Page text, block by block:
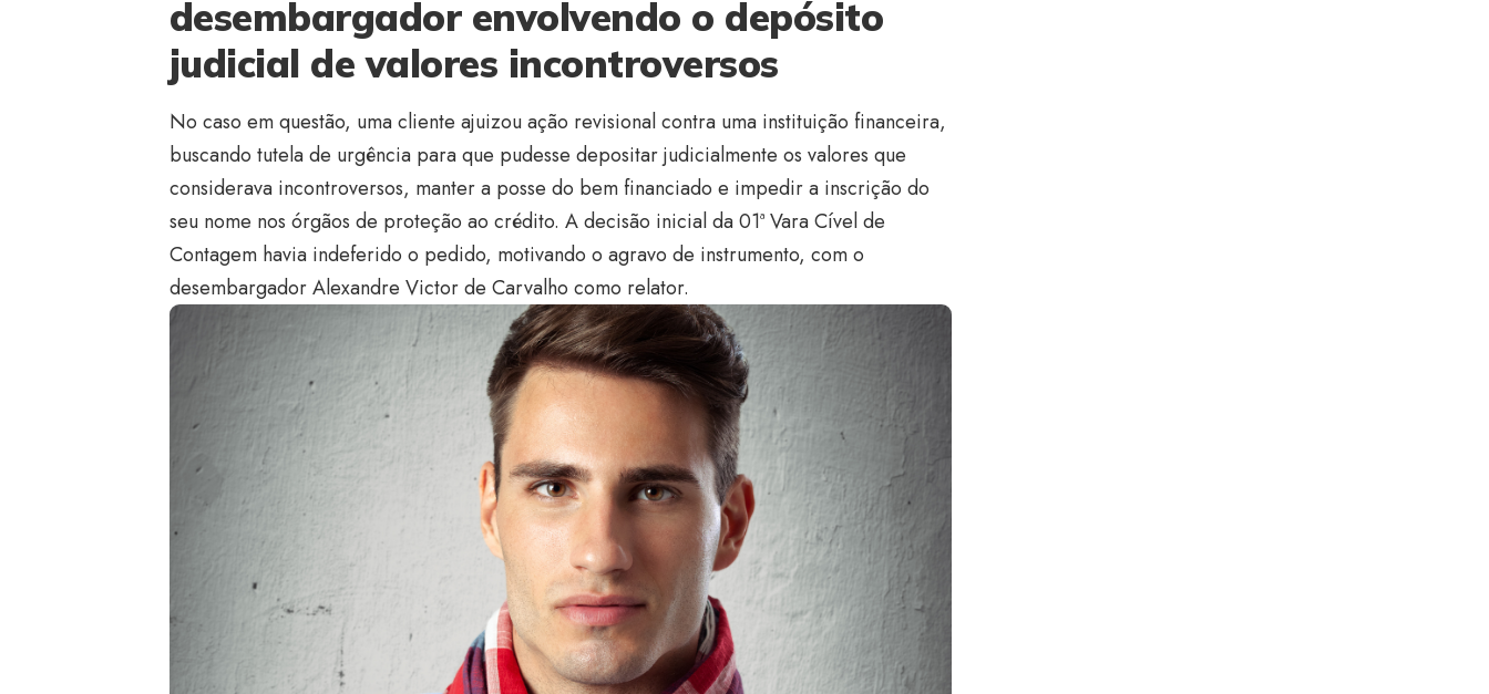
desembargador envolvendo o depósito
judicial de valores incontroversos
No caso em questão, uma cliente ajuizou ação revisional contra uma instituição financeira,
buscando tutela de urgência para que pudesse depositar judicialmente os valores que
considerava incontroversos, manter a posse do bem financiado e impedir a inscrição do
seu nome nos órgãos de proteção ao crédito. A decisão inicial da 01ª Vara Cível de
Contagem havia indeferido o pedido, motivando o agravo de instrumento, com o
desembargador Alexandre Victor de Carvalho como relator.